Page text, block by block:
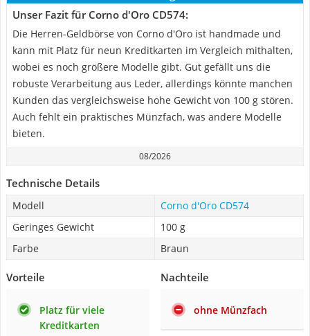
Unser Fazit für Corno d'Oro CD574:
Die Herren-Geldbörse von Corno d'Oro ist handmade und
kann mit Platz für neun Kreditkarten im Vergleich mithalten,
wobei es noch größere Modelle gibt. Gut gefällt uns die
robuste Verarbeitung aus Leder, allerdings könnte manchen
Kunden das vergleichsweise hohe Gewicht von 100 g stören.
Auch fehlt ein praktisches Münzfach, was andere Modelle
bieten.
08/2026
Technische Details
Modell
Corno d'Oro CD574
Geringes Gewicht
100 g
Farbe
Braun
Vorteile
Platz für viele
Kreditkarten
Nachteile
ohne Münzfach